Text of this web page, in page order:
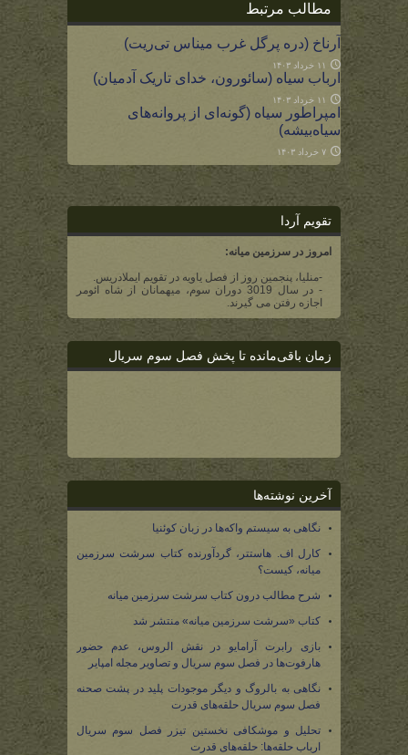
مطالب مرتبط
آرناخ (دره پرگل غرب میناس تی‌ریت)
۱۱ خرداد ۱۴۰۳
ارباب سیاه (سائورون، خدای تاریک آدمیان)
۱۱ خرداد ۱۴۰۳
امپراطور سیاه (گونه‌ای از پروانه‌های
سیاه‌بیشه)
۷ خرداد ۱۴۰۳
تقویم آردا
امروز در سرزمین میانه:
-منلیا، پنجمین روز از فصل یاویه در تقویم ایملادریس.
- در سال 3019 دوران سوم، میهمانان از شاه ائومر
اجازه رفتن می گیرند.
زمان باقی‌مانده تا پخش فصل سوم سریال
آخرین نوشته‌ها
نگاهی به سیستم واکه‌ها در زبان کوئنیا
کارل اف. هاستتر، گردآورنده کتاب سرشت سرزمین
میانه، کیست؟
شرح مطالب درون کتاب سرشت سرزمین میانه
کتاب «سرشت سرزمین میانه» منتشر شد
بازی رابرت آرامایو در نقش الروس، عدم حضور
هارفوت‌ها در فصل سوم سریال و تصاویر مجله امپایر
نگاهی به بالروگ و دیگر موجودات پلید در پشت صحنه
فصل سوم سریال حلقه‌های قدرت
تحلیل و موشکافی نخستین تیزر فصل سوم سریال
ارباب حلقه‌ها: حلقه‌های قدرت